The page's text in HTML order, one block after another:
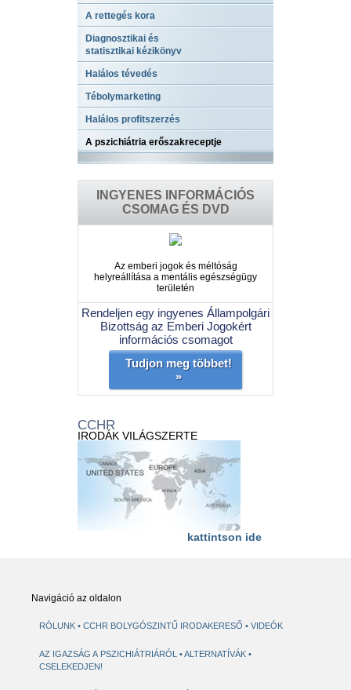
A rettegés kora
Diagnosztikai és
statisztikai kézikönyv
Halálos tévedés
Tébolymarketing
Halálos profitszerzés
A pszichiátria erőszakreceptje
INGYENES INFORMÁCIÓS
CSOMAG ÉS DVD
Az emberi jogok és méltóság
helyreállítása a mentális egészségügy
területén
Rendeljen egy ingyenes Állampolgári
Bizottság az Emberi Jogokért
információs csomagot
Tudjon meg többet!
»
CCHR
IRODÁK VILÁGSZERTE
kattintson ide
Navigáció az oldalon
RÓLUNK CCHR BOLYGÓSZINTŰ IRODAKERESŐ VIDEÓK
AZ IGAZSÁG A PSZICHIÁTRIÁRÓL ALTERNATÍVÁK
CSELEKEDJEN!